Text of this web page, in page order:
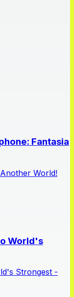
Fantasia
World!
World's
Strongest -